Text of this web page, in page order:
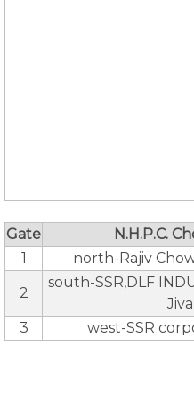
Gate
N.H.P.C.
1
north-Rajiv
2
south-SSR,DLF
3
west-SSR